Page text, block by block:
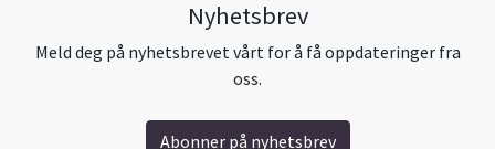
Nyhetsbrev
Meld deg på nyhetsbrevet vårt for å få oppdateringer fra
oss.
Abonner på nyhetsbrev